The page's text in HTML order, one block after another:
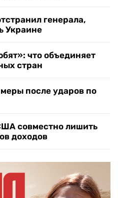
генерала,
Украине
что объединяет
стран
после ударов по
совместно лишить
доходов